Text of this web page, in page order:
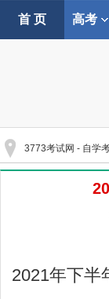
首 页 高考
3773考试网 - 自学
2021年下半